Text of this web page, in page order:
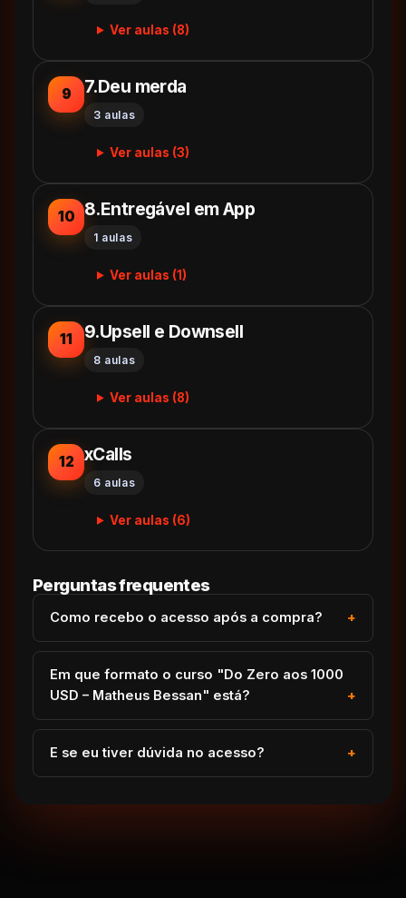
Ver aulas (8)
9 7.Deu merda
3 aulas
Ver aulas (3)
10 8.Entregável em App
1 aulas
Ver aulas (1)
11 9.Upsell e Downsell
8 aulas
Ver aulas (8)
12 xCalls
6 aulas
Ver aulas (6)
Perguntas frequentes
Como recebo o acesso após a compra?
Em que formato o curso "Do Zero aos 1000
USD – Matheus Bessan" está?
E se eu tiver dúvida no acesso?